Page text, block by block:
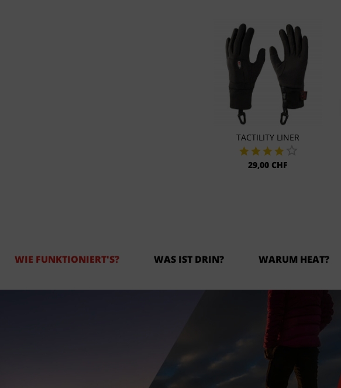
TACTILITY LINER
29,00 CHF
WIE FUNKTIONIERT'S? WAS IST DRIN? WARUM HEAT?